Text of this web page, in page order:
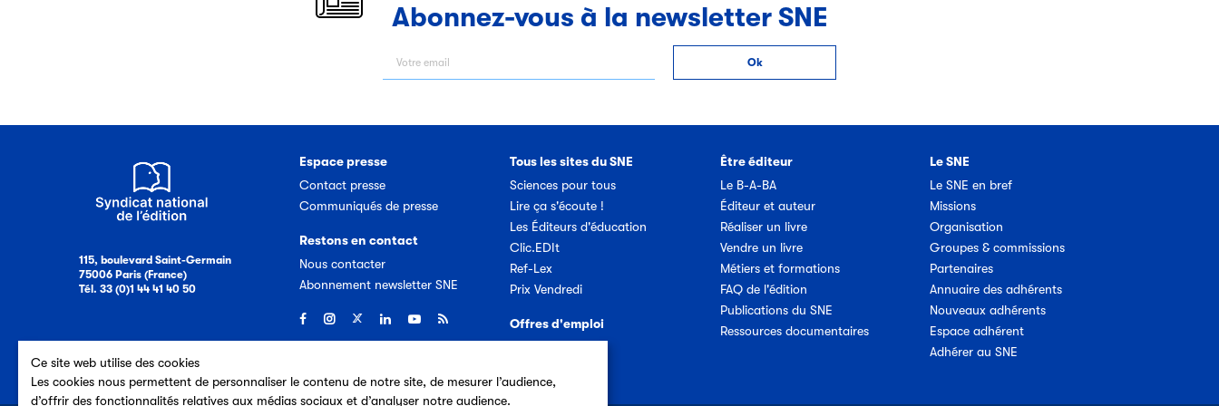
Ce site web utilise des cookies
Les cookies nous permettent de personnaliser le contenu de notre site, de mesurer l’audience,
d’offrir des fonctionnalités relatives aux médias sociaux et d’analyser notre audience.
Abonnez-vous à la newsletter SNE
115, boulevard Saint-Germain
75006 Paris (France)
Tél. 33 (0)1 44 41 40 50
Espace presse
Contact presse
Communiqués de presse
Restons en contact
Nous contacter
Abonnement newsletter SNE
Tous les sites du SNE
Sciences pour tous
Lire ça s'écoute !
Les Éditeurs d'éducation
Clic.EDIt
Ref-Lex
Prix Vendredi
Offres d'emploi
Être éditeur
Le B-A-BA
Éditeur et auteur
Réaliser un livre
Vendre un livre
Métiers et formations
FAQ de l'édition
Publications du SNE
Ressources documentaires
Le SNE
Le SNE en bref
Missions
Organisation
Groupes & commissions
Partenaires
Annuaire des adhérents
Nouveaux adhérents
Espace adhérent
Adhérer au SNE